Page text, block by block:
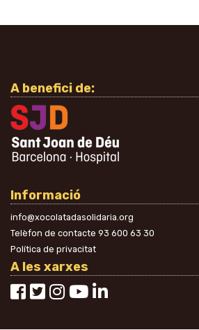
A benefici de:
Informació
info@xocolatadasolidaria.org
Telèfon de contacte 93 600 63 30
Política de privacitat
A les xarxes